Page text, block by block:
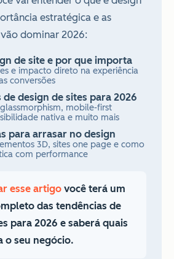
estratégica e as
dominar 2026:
de site e por que importa
e impacto direto na experiência
conversões
de design de sites para 2026
mobile-first
nativa e muito mais
para arrasar no design
3D, sites one page e como
com performance
esse artigo você terá um
das tendências de
para 2026 e saberá quais
o seu negócio.